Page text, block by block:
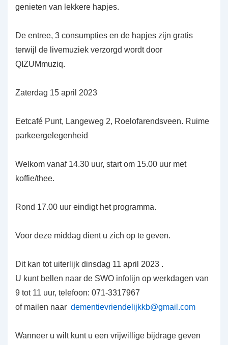
genieten van lekkere hapjes.
De entree, 3 consumpties en de hapjes zijn gratis
terwijl de livemuziek verzorgd wordt door
QIZUMmuziq.
Zaterdag 15 april 2023
Eetcafé Punt, Langeweg 2, Roelofarendsveen. Ruime
parkeergelegenheid
Welkom vanaf 14.30 uur, start om 15.00 uur met
koffie/thee.
Rond 17.00 uur eindigt het programma.
Voor deze middag dient u zich op te geven.
Dit kan tot uiterlijk dinsdag 11 april 2023 .
U kunt bellen naar de SWO infolijn op werkdagen van
9 tot 11 uur, telefoon: 071-3317967
of mailen naar dementievriendelijkkb@gmail.com
Wanneer u wilt kunt u een vrijwillige bijdrage geven